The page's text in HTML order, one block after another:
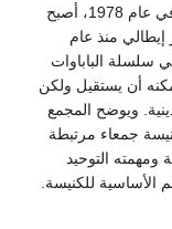
ومعظم الباباوات من أصل إيطالي تقريباً ولكن في عام 1978، أصبح
إيطالي منذ عام
فقد ولد في بولندة، وهو البابا رقم 264 في سلسلة الباباوات
أن يستقيل ولكن
ويوضح المجمع
جمعاء مرتبطة
التوحيد
الأساسية للكنيسة.